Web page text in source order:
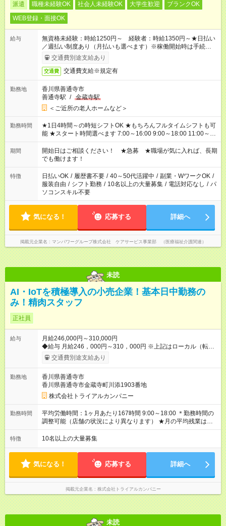
派遣 職種未経験OK 社会人未経験OK 大学生歓迎
ブランクOK
WEB登録・面接OK
給与
無資格未経験：時給1250円～ 経験者：時給1350円～★日払い
／週払い制度あり（月払いも選べます）※稼働開始時は手続き完
了次第のお支払いとなります。
交通費別途支給あり
交通費 交通費支給※規定有
勤務地
香川県善通寺市
善通寺駅 / 金蔵寺駅
＜ご近所の老人ホームなど＞
勤務時間
★1日4時間～の時短シフトOK ★もちろんフルタイムシフトも可
能 ★スタート時間選べます 7:00～16:00 9:00～18:00 11:00～
20:00 など 残業なし！ ※Wワークの場合、他のお仕事と合わせ
週40時間超の就業はご案内できません ※法令に基づき、週20時
間以上勤務は社会保険への加入対象となります ※労働者派遣法
（日雇い派遣の原則禁止）により、短時間・短期間の就業はご
案内が難しい場合があります
期間
開始日はご相談ください！ ★急募 ★職場が気に入れば、長期
でも働けます！
特徴 日払いOK / 履歴書不要 / 40～50代活躍中 / 副業・WワークOK /
服装自由 / シフト勤務 / 10名以上の大量募集 / 電話対応なし / パ
ソコンスキル不要
気になる！ 応募する 詳細へ
掲載元企業名 マンパワーグループ株式会社 ケアサービス事業部 （医療福祉介護関連）
未読
AI・IoTを積極導入の小売企業！基本日中勤務の
み！精肉スタッフ
正社員
給与
月給246,000円～310,000円
◆給与 月給246，000円～310，000円 ※上記はローカル（転勤
なし）勤務の給与になります。 ※リージョナル勤務（ブロック
内転勤あり）：月給250，000円～ 全国勤務：月給260，000
～400，000円 【バイヤー経験がある方】 月給380，000円～ ※
当社規定の採用基準により、能力、年齢、 前職経験などを考慮
の上、決定いたします。 ※試用期間2ヶ月（賃金同一） ◆給与に
プラスしてもらえる手当・インセンティブ ◎残業手当 ◎住宅手
当 ◎通勤手当 ◎家族手当 ◎資格手当 ◎職位手当 ◎単身手当 ◎残
業手当（全額支給） ◎深夜手当 ※一部、店舗により異なります
績：月平均残業時間13.25h以下） 【試用期間】試用期間あり 試
用期間の長さ：2ヶ月 雇用形態、給与は本採用時と同じです。
交通費別途支給あり
勤務地
香川県善通寺市
香川県善通寺市金蔵寺町川添1903番地
株式会社トライアルカンパニー
勤務時間
平均労働時間：1ヶ月あたり167時間 9:00～18:00 ＊勤務時間の
調整可能（店舗の状況により異なります） ★月の平均残業は
13.25ｈ以下 ⇒業務効率化等を図り、さらに減らしていきます
◎基本は定時退社 ◎固定残業・みなし残業ナシ。残業分は1分単
務時間の調整可能（店舗の状況により異なります） ★月の平均
残業は13.25ｈ以下 ⇒業務効率化等を図り、さらに減らしてい
きます ◎基本は定時退社 ◎固定残業・みなし残業ナシ。残業分
は1分単位で支給
特徴 10名以上の大量募集
気になる！ 応募する 詳細へ
掲載元企業名 株式会社トライアルカンパニー
未読